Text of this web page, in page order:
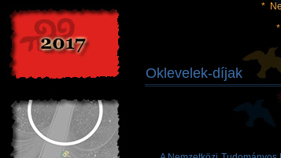
*
*
Oklevelek-díjak